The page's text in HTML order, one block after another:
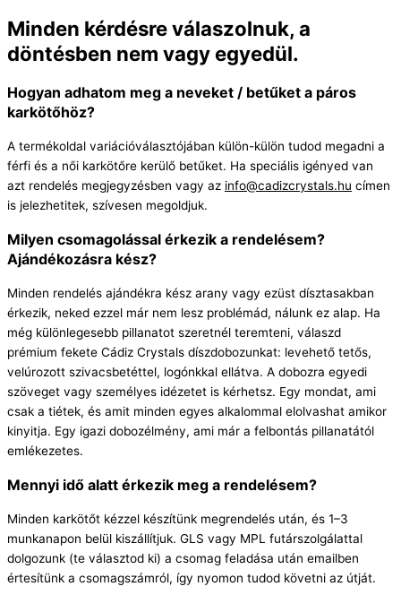
Minden kérdésre válaszolnuk, a
döntésben nem vagy egyedül.
Hogyan adhatom meg a neveket / betűket a páros
karkötőhöz?
A termékoldal variációválasztójában külön-külön tudod megadni a
férfi és a női karkötőre kerülő betűket. Ha speciális igényed van
azt rendelés megjegyzésben vagy az info@cadizcrystals.hu címen
is jelezhetitek, szívesen megoldjuk.
Milyen csomagolással érkezik a rendelésem?
Ajándékozásra kész?
Minden rendelés ajándékra kész arany vagy ezüst dísztasakban
érkezik, neked ezzel már nem lesz problémád, nálunk ez alap. Ha
még különlegesebb pillanatot szeretnél teremteni, válaszd
prémium fekete Cádiz Crystals díszdobozunkat: levehető tetős,
velúrozott szivacsbetéttel, logónkkal ellátva. A dobozra egyedi
szöveget vagy személyes idézetet is kérhetsz. Egy mondat, ami
csak a tiétek, és amit minden egyes alkalommal elolvashat amikor
kinyitja. Egy igazi dobozélmény, ami már a felbontás pillanatától
emlékezetes.
Mennyi idő alatt érkezik meg a rendelésem?
Minden karkötőt kézzel készítünk megrendelés után, és 1–3
munkanapon belül kiszállítjuk. GLS vagy MPL futárszolgálattal
dolgozunk (te választod ki) a csomag feladása után emailben
értesítünk a csomagszámról, így nyomon tudod követni az útját.